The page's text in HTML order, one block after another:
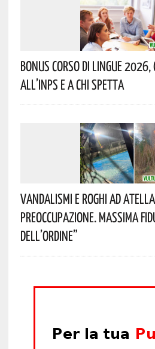
Bonus Corso Di Lingue 2026,
All’INPS E A Chi Spetta
Vandalismi E Roghi Ad
Preoccupazione. Massima
Dell’Ordine”